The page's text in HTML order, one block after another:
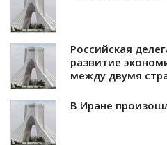
Российская
развитие
между двумя
В Иране